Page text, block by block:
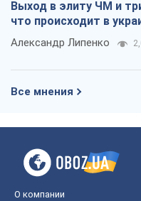
Выход в элиту ЧМ и
что происходит в
Александр Липенко
Все мнения
О компании